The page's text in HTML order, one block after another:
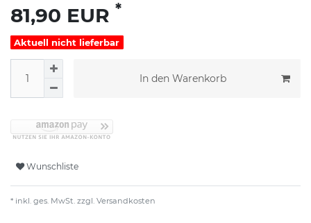
81,90 EUR *
Aktuell nicht lieferbar
In den Warenkorb
Wunschliste
* inkl. ges. MwSt. zzgl. Versandkosten